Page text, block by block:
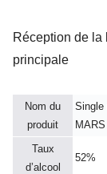
Réception de la
principale
Nom du
produit
Single
Taux
d’alcool
52%